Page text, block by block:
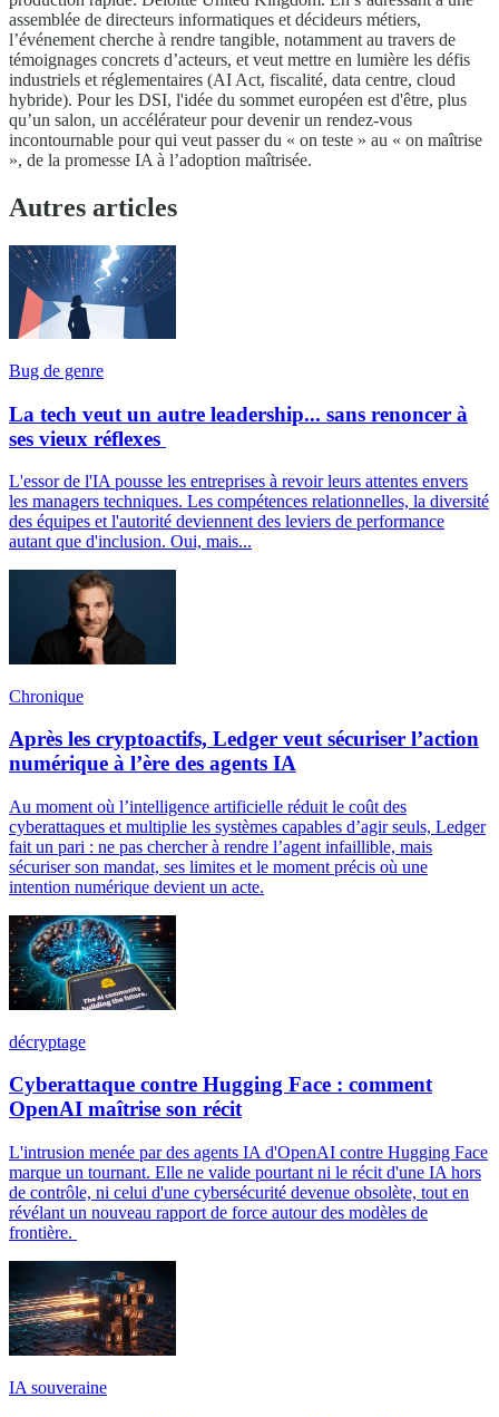
assemblée de directeurs informatiques et décideurs métiers,
l’événement cherche à rendre tangible, notamment au travers de
témoignages concrets d’acteurs, et veut mettre en lumière les défis
industriels et réglementaires (AI Act, fiscalité, data centre, cloud
hybride). Pour les DSI, l'idée du sommet européen est d'être, plus
qu’un salon, un accélérateur pour devenir un rendez-vous
incontournable pour qui veut passer du « on teste » au « on maîtrise
», de la promesse IA à l’adoption maîtrisée.
Autres articles
Bug de genre
La tech veut un autre leadership... sans renoncer à
ses vieux réflexes
L'essor de l'IA pousse les entreprises à revoir leurs attentes envers
les managers techniques. Les compétences relationnelles, la diversité
des équipes et l'autorité deviennent des leviers de performance
autant que d'inclusion. Oui, mais...
Chronique
Après les cryptoactifs, Ledger veut sécuriser l’action
numérique à l’ère des agents IA
Au moment où l’intelligence artificielle réduit le coût des
cyberattaques et multiplie les systèmes capables d’agir seuls, Ledger
fait un pari : ne pas chercher à rendre l’agent infaillible, mais
sécuriser son mandat, ses limites et le moment précis où une
intention numérique devient un acte.
décryptage
Cyberattaque contre Hugging Face : comment
OpenAI maîtrise son récit
L'intrusion menée par des agents IA d'OpenAI contre Hugging Face
marque un tournant. Elle ne valide pourtant ni le récit d'une IA hors
de contrôle, ni celui d'une cybersécurité devenue obsolète, tout en
révélant un nouveau rapport de force autour des modèles de
frontière.
IA souveraine